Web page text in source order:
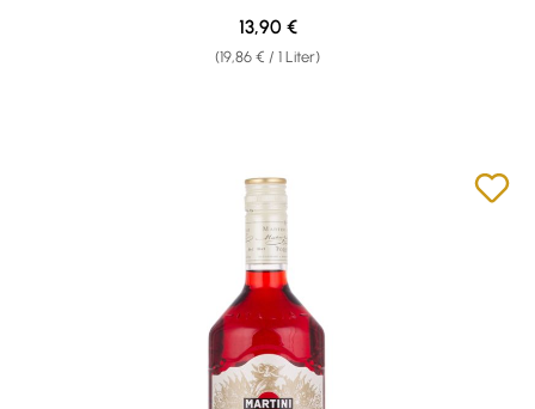
(19,86 € / 1 Liter)
Regulärer Preis:
13,90 €